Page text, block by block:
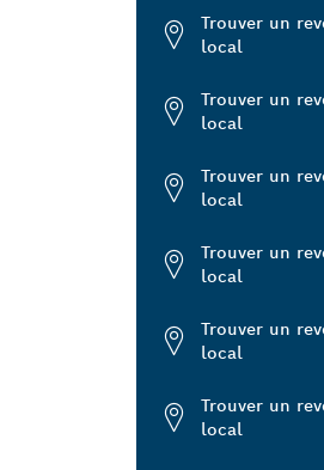
Trouver un
local
Trouver un
local
Trouver un
local
Trouver un
local
Trouver un
local
Trouver un
local